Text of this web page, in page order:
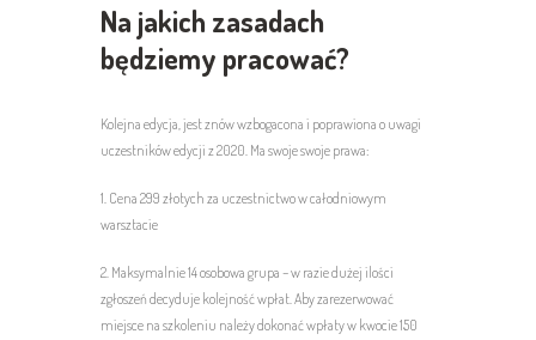
Na jakich zasadach
będziemy pracować?
Kolejna edycja, jest znów wzbogacona i poprawiona o uwagi
uczestników edycji z 2020. Ma swojeswoje prawa:
1. Cena 299 złotych za uczestnictwo w całodniowym
warsztacie
2. Maksymalnie 14 osobowa grupa – w razie dużej ilości
zgłoszeń decyduje kolejność wpłat. Aby zarezerwować
miejsce na szkoleniu należy dokonać wpłaty w kwocie 150